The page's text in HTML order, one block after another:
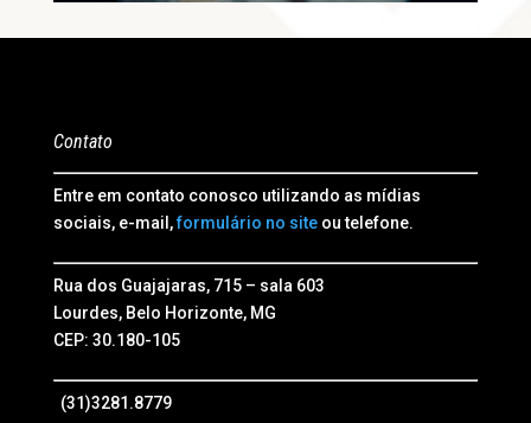
Contato
Entre em contato conosco utilizando as mídias
sociais, e-mail,formulário no siteou telefone.
Rua dos Guajajaras, 715 – sala 603
Lourdes, Belo Horizonte, MG
CEP: 30.180-105
(31)3281.8779